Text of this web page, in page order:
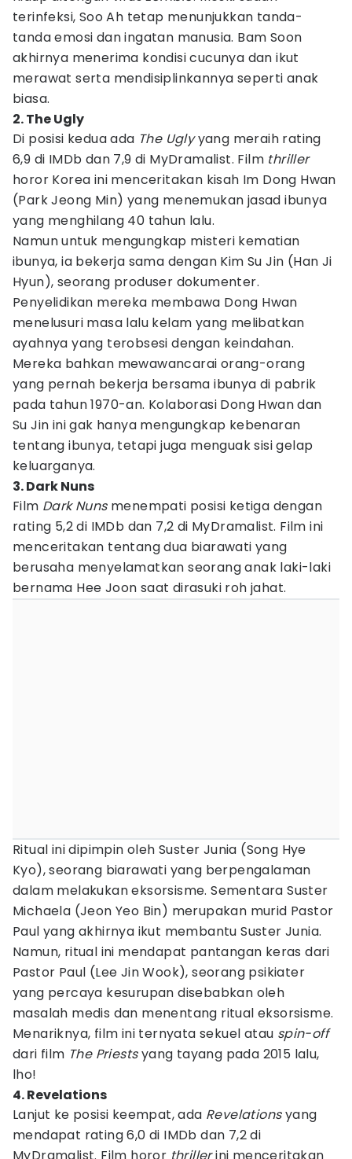
terinfeksi, Soo Ah tetap menunjukkan tanda-
tanda emosi dan ingatan manusia. Bam Soon
akhirnya menerima kondisi cucunya dan ikut
merawat serta mendisiplinkannya seperti anak
biasa.
2. The Ugly
Di posisi kedua ada The Uglyyang meraih rating
6,9 di IMDb dan 7,9 di MyDramalist. Film thriller
horor Korea ini menceritakan kisah Im Dong Hwan
(Park Jeong Min) yang menemukan jasad ibunya
yang menghilang 40 tahun lalu.
Namun untuk mengungkap misteri kematian
ibunya, ia bekerja sama dengan Kim Su Jin (Han Ji
Hyun), seorang produser dokumenter.
Penyelidikan mereka membawa Dong Hwan
menelusuri masa lalu kelam yang melibatkan
ayahnya yang terobsesi dengan keindahan.
Mereka bahkan mewawancarai orang-orang
yang pernah bekerja bersama ibunya di pabrik
pada tahun 1970-an. Kolaborasi Dong Hwan dan
Su Jin ini gak hanya mengungkap kebenaran
tentang ibunya, tetapi juga menguak sisi gelap
keluarganya.
3. Dark Nuns
Film Dark Nuns menempati posisi ketiga dengan
rating 5,2 di IMDb dan 7,2 di MyDramalist. Film ini
menceritakan tentang dua biarawati yang
berusaha menyelamatkan seorang anak laki-laki
bernama Hee Joon saat dirasuki roh jahat.
Ritual ini dipimpin oleh Suster Junia (Song Hye
Kyo), seorang biarawati yang berpengalaman
dalam melakukan eksorsisme. Sementara Suster
Michaela (Jeon Yeo Bin) merupakan murid Pastor
Paul yang akhirnya ikut membantu Suster Junia.
Namun, ritual ini mendapat pantangan keras dari
Pastor Paul (Lee Jin Wook), seorang psikiater
yang percaya kesurupan disebabkan oleh
masalah medis dan menentang ritual eksorsisme.
Menariknya, film ini ternyata sekuel atau spin-off
dari film The Priestsyang tayang pada 2015 lalu,
lho!
4. Revelations
Lanjut ke posisi keempat, ada Revelationsyang
mendapat rating 6,0 di IMDb dan 7,2 di